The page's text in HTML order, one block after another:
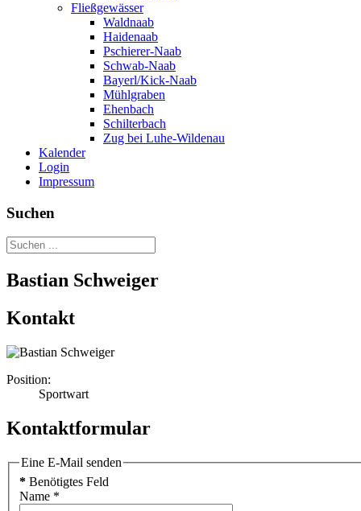
Fließgewässer
Waldnaab
Haidenaab
Pschierer-Naab
Schwab-Naab
Bayerl/Kick-Naab
Mühlgraben
Ehenbach
Schilterbach
Zug bei Luhe-Wildenau
Kalender
Login
Impressum
Suchen
Bastian Schweiger
Kontakt
Position:
Sportwart
Kontaktformular
Eine E-Mail senden
* Benötigtes Feld
Name *